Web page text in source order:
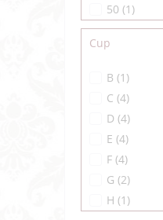
50 (1 )
52(1)
65
70( 2
75 (4
80 (4
85 (4
90 (4
95(2
100
Cup
B (1 )
C (4)
D (4)
E (4)
F (4)
G (2)
H (1 )